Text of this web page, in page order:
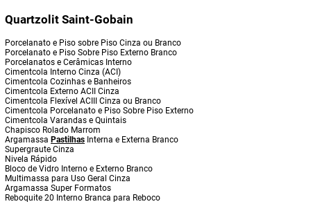
Quartzolit Saint-Gobain
Porcelanato e Piso sobre Piso Cinza ou Branco
Porcelanato e Piso Sobre Piso Externo Branco
Porcelanatos e Cerâmicas Interno
Cimentcola Interno Cinza (ACI)
Cimentcola Cozinhas e Banheiros
Cimentcola Externo ACII Cinza
Cimentcola Flexível ACIII Cinza ou Branco
Cimentcola Porcelanato e Piso Sobre Piso Externo
Cimentcola Varandas e Quintais
Chapisco Rolado Marrom
Argamassa Pastilhas Interna e Externa Branco
Supergraute Cinza
Nivela Rápido
Bloco de Vidro Interno e Externo Branco
Multimassa para Uso Geral Cinza
Argamassa Super Formatos
Reboquite 20 Interno Branca para Reboco